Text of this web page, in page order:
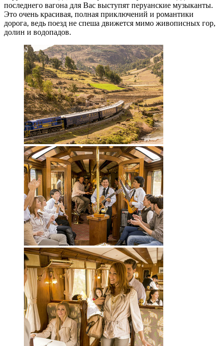
последнего вагона для Вас выступят перуанские музыканты.
Это очень красивая, полная приключений и романтики
дорога, ведь поезд не спеша движется мимо живописных гор,
долин и водопадов.